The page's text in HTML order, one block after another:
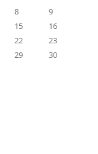
8
9
15
16
22
23
29
30